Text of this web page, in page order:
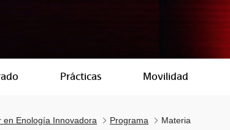
Prácticas Movilidad
en Enología Innovadora Programa Materia